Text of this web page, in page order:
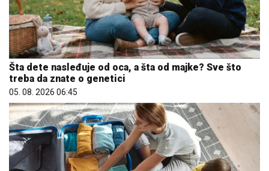
Šta dete nasleđuje od oca, a šta od majke? Sve što
treba da znate o genetici
05. 08. 2026 06:45